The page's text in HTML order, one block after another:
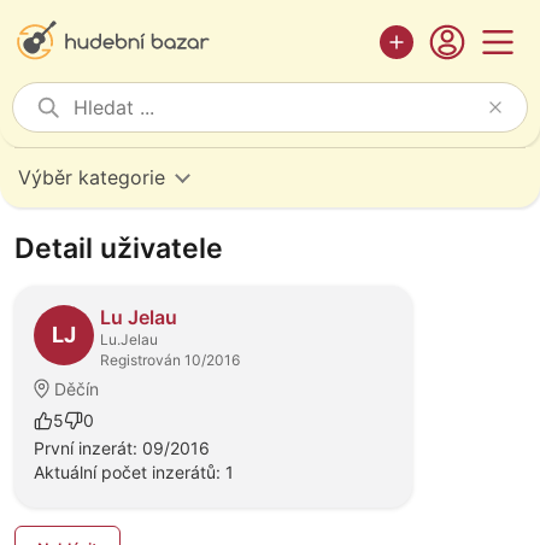
Výběr kategorie
Detail uživatele
LJ
Lu Jelau
Lu.Jelau
Registrován 10/2016
Děčín
5
0
První inzerát: 09/2016
Aktuální počet inzerátů: 1